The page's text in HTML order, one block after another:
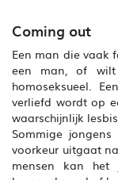
Coming out
Een man die vaak
een man, of wilt
homoseksueel.
verliefd wordt op
waarschijnlijk
Sommige
voorkeur uitgaat
mensen kan